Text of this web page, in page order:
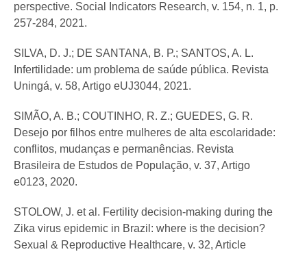
perspective. Social Indicators Research, v. 154, n. 1, p.
257-284, 2021.
SILVA, D. J.; DE SANTANA, B. P.; SANTOS, A. L.
Infertilidade: um problema de saúde pública. Revista
Uningá, v. 58, Artigo eUJ3044, 2021.
SIMÃO, A. B.; COUTINHO, R. Z.; GUEDES, G. R.
Desejo por filhos entre mulheres de alta escolaridade:
conflitos, mudanças e permanências. Revista
Brasileira de Estudos de População, v. 37, Artigo
e0123, 2020.
STOLOW, J. et al. Fertility decision-making during the
Zika virus epidemic in Brazil: where is the decision?
Sexual & Reproductive Healthcare, v. 32, Article